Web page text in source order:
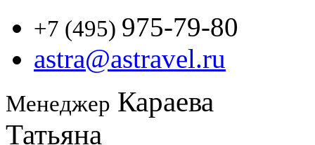
+7 (495) 975-79-80
astra@astravel.ru
Менеджер Караева
Татьяна